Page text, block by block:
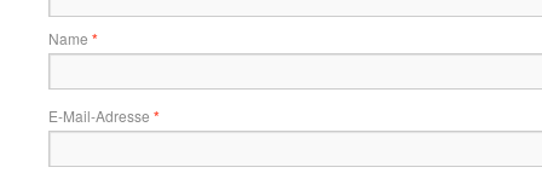
Name *
E-Mail-Adresse *